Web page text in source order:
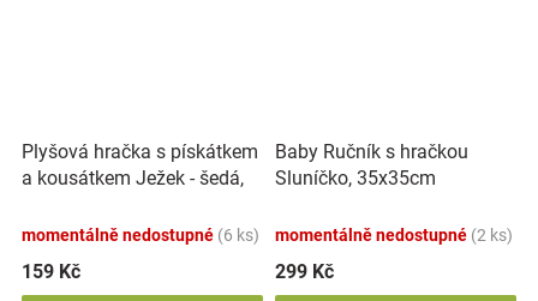
Plyšová hračka s pískátkem
a kousátkem Ježek - šedá,
momentálně nedostupné (6 ks)
159 Kč
Baby Ručník s hračkou
Sluníčko, 35x35cm
momentálně nedostupné (2 ks)
299 Kč